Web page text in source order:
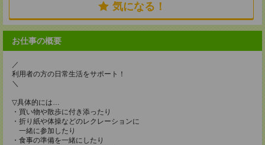
気になる！
お仕事の概要
／
利用者の方の日常生活をサポート！
＼
▽具体的には…
・買い物や散歩に付き添ったり
・折り紙や体操などのレクレーションに
一緒に参加したり
・食事の準備を一緒にしたり